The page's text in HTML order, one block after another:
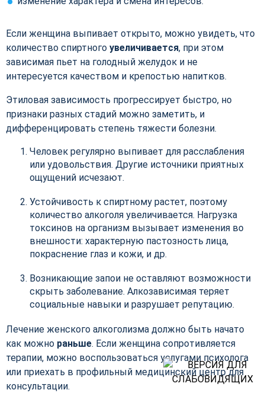
Если женщина выпивает открыто, можно увидеть, что
количество спиртного увеличивается, при этом
зависимая пьет на голодный желудок и не
интересуется качеством и крепостью напитков.
Этиловая зависимость прогрессирует быстро, но
признаки разных стадий можно заметить, и
дифференцировать степень тяжести болезни.
Человек регулярно выпивает для расслабления
или удовольствия. Другие источники приятных
ощущений исчезают.
Устойчивость к спиртному растет, поэтому
количество алкоголя увеличивается. Нагрузка
токсинов на организм вызывает изменения во
внешности: характерную пастозность лица,
покраснение глаз и кожи, и др.
Возникающие запои не оставляют возможности
скрыть заболевание. Алкозависимая теряет
социальные навыки и разрушает репутацию.
Лечение женского алкоголизма должно быть начато
как можно раньше. Если женщина сопротивляется
терапии, можно воспользоваться услугами психолога
или приехать в профильный медицинский центр для
консультации.